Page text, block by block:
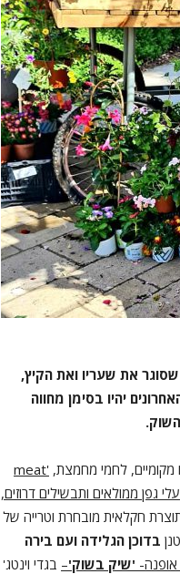
את שעריו ואת הקיץ,
השווקים האחרונים יהיו בסימן מחווה
מקומיים, לחמי מחמצת, '
meat
עלי גפן ממולאים ותבשילים דרוזים,
תוצרת חקלאית מובחרת וטרייה של
בדוכן הגלידה ועם בירה
אופנה- 'שיק בשוק'– בגדי וינטג'